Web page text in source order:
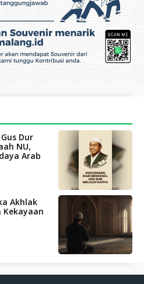
Dur
NU,
Arab
Akhlak